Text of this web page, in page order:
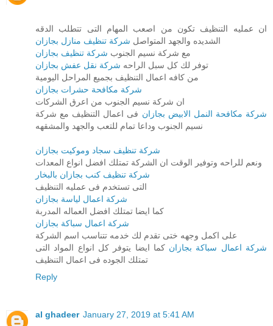
ان عمليه التنظيف تكون من اصعب المهام التى تتطلب الدقه
الشديده والجهد المتواصل شركة تنظيف منازل بجازان
مع شركة نسيم الجنوب شركة تنظيف بجازان
توفر لك كل سبل الراحه شركة نقل عفش بجازان
من كافه اعمال التنظيف بجميع المراحل اليومية
شركة مكافحة حشرات بجازان
ان شركة نسيم الجنوب من اعرق الشركات
شركة مكافحة النمل الابيض بجازان فى اعمال التنظيف مع شركة
نسيم الجنوب وداعا تمام للتعب والجهد والمشقهه
شركة تنظيف سجاد وموكيت بجازان
ونعم للراحه وتوفير الوقت ان الشركة تمتلك افضل انواع المعدات
شركة تنظيف كنب بجازان بالبخار
التى تستخدم فى عمليه التنظيف
شركة اعمال لياسة بجازان
كما ايضا تمتلك افضل العماله المدربة
شركة اعمال سباكة بجازان
على اكمل وجهه ختى تقدم لك خدمه تتناسب اسم الشركة
شركة اعمال سباكة بجازان كما ايضا يتوفر كل انواع المواد التى
تمتلك الجوده فى اعمال التنظيف
Reply
al ghadeer January 27, 2019 at 5:41 AM